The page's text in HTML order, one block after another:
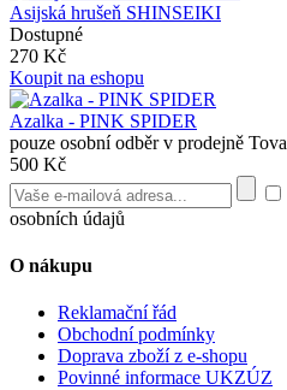
Asijská hrušeň SHINSEIKI
Dostupné
270 Kč
Koupit na eshopu
Azalka - PINK SPIDER
pouze osobní odběr v prodejně
500 Kč
osobních údajů
O nákupu
Reklamační řád
Obchodní podmínky
Doprava zboží z e-shopu
Povinné informace UKZÚZ